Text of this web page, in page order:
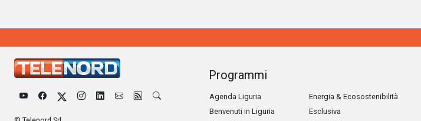
Programmi
Agenda Liguria
Benvenuti in Liguria
Energia & Ecosostenibilità
Esclusiva